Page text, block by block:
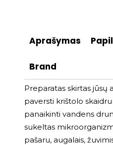
Aprašymas
Brand
Preparatas skirtas jūsų
paversti krištolo
panaikinti vandens
sukeltas
pašaru, augalais,